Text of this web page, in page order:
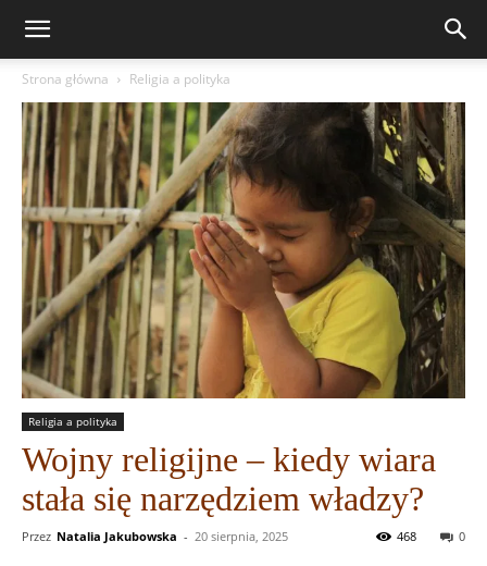
Strona główna Religia a polityka
Religia a polityka
Wojny religijne – kiedy wiara
stała się narzędziem władzy?
Przez Natalia Jakubowska - 20 sierpnia, 2025 0
468